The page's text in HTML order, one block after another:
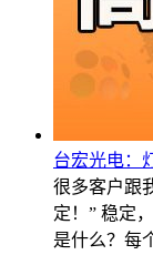
台宏光电：
很多客户跟
定！” 稳定
是什么？每